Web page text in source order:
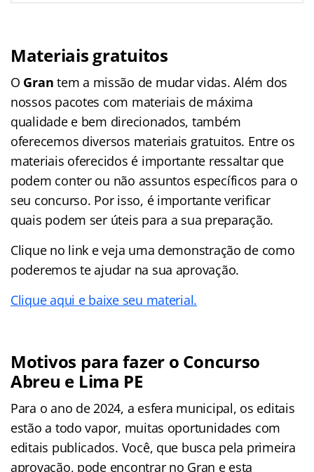
Materiais gratuitos
O Grantem a missão de mudar vidas. Além dos
nossos pacotes com materiais de máxima
qualidade e bem direcionados, também
oferecemos diversos materiais gratuitos. Entre os
materiais oferecidos é importante ressaltar que
podem conter ou não assuntos específicos para o
seu concurso. Por isso, é importante verificar
quais podem ser úteis para a sua preparação.
Clique no link e veja uma demonstração de como
poderemos te ajudar na sua aprovação.
Clique aqui e baixe seu material.
Motivos para fazer o Concurso
Abreu e Lima PE
Para o ano de 2024, a esfera municipal, os editais
estão a todo vapor, muitas oportunidades com
editais publicados. Você, que busca pela primeira
aprovação, pode encontrar no Gran e esta